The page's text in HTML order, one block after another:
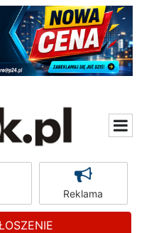
Reklama